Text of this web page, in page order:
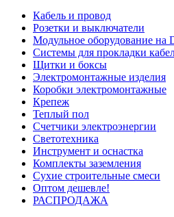
Кабель и провод
Розетки и выключатели
Модульное оборудование на
Системы для прокладки
Щитки и боксы
Электромонтажные изделия
Коробки электромонтажные
Крепеж
Теплый пол
Счетчики электроэнергии
Светотехника
Инструмент и оснастка
Комплекты заземления
Сухие строительные смеси
Оптом дешевле!
РАСПРОДАЖА